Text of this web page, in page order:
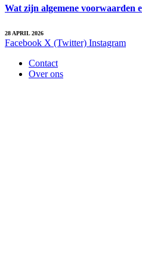
Wat zijn algemene voorwaarden
28 APRIL 2026
Facebook X (Twitter) Instagram
Contact
Over ons